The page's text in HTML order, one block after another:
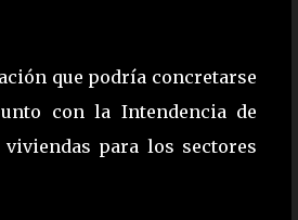
que podría concretarse
con la Intendencia de
para los sectores